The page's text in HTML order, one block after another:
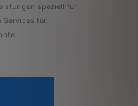
speziell für
Services für